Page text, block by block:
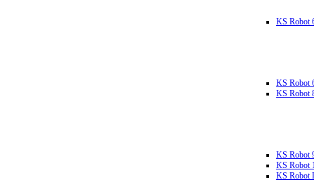
KS Robot
KS Robot
KS Robot
KS Robot
KS Robot
KS Robot